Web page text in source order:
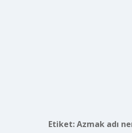
Etiket:Azmak adı